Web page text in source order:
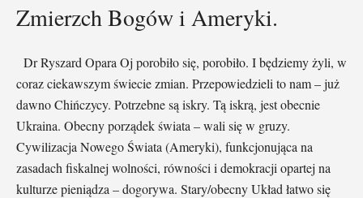
Zmierzch Bogów i Ameryki.
Dr Ryszard Opara Oj porobiło się, porobiło. I będziemy żyli, w
coraz ciekawszym świecie zmian. Przepowiedzieli to nam – już
dawno Chińczycy. Potrzebne są iskry. Tą iskrą, jest obecnie
Ukraina. Obecny porządek świata – wali się w gruzy.
Cywilizacja Nowego Świata (Ameryki), funkcjonująca na
zasadach fiskalnej wolności, równości i demokracji opartej na
kulturze pieniądza – dogorywa. Stary/obecny Układ łatwo się